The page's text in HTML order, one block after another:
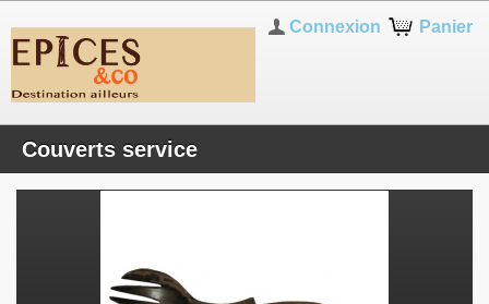
Panier
Connexion
Couverts service